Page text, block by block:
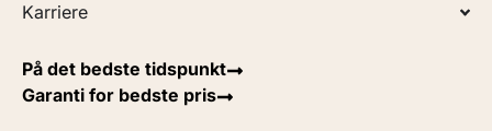
Karriere
På det bedste tidspunkt
Garanti for bedste pris